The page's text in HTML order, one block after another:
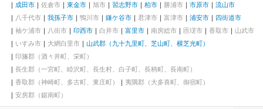
成田市
佐倉市 東金市 旭市 習志野市 柏市 勝浦市 市原市
流山市
八千代市
我孫子市 鴨川市 鎌ケ谷市 君津市 富津市 浦安市
四街道市
袖ケ浦市
八街市 印西市 白井市 富里市 南房総市 匝瑳市 香取市
山武市
いすみ市
大網白里市
山武郡（九十九里町、芝山町、横芝光町）
印旛郡（酒々井町、栄町）
長生郡（一宮町、睦沢町、長生村、白子町、長柄町、長南町）
香取郡（神崎町、多古町、東庄町）
夷隅郡（大多喜町、御宿町）
安房郡（鋸南町）